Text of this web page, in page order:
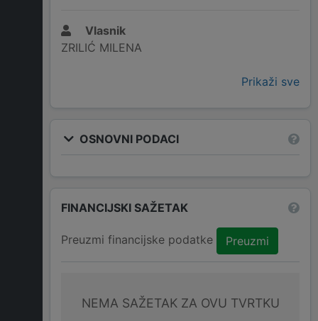
Vlasnik
ZRILIĆ MILENA
Prikaži sve
OSNOVNI PODACI
FINANCIJSKI SAŽETAK
Preuzmi financijske podatke Preuzmi
NEMA SAŽETAK ZA OVU TVRTKU